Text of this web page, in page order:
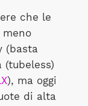
che le
(basta
(tubeless)
), ma oggi
di alta